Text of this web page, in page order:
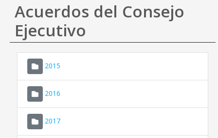
Mapa web
Ayuda
Acuerdos del Consejo
Ejecutivo
2015
2016
2017